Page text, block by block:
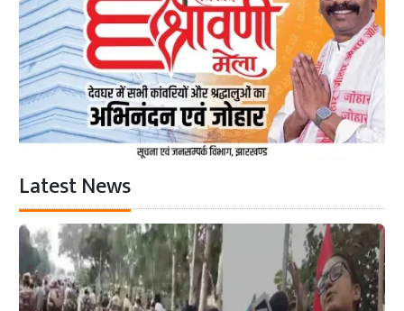
Latest News